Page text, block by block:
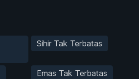
Sihir Tak Terbatas
Emas Tak Terbatas